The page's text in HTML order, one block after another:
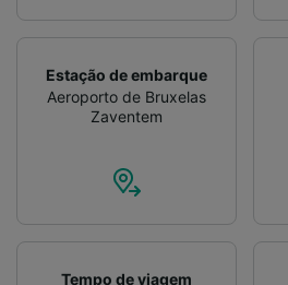
Estação de embarque
Aeroporto de Bruxelas
Zaventem
Tempo de viagem